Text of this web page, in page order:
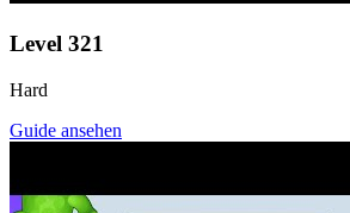
Level 321
Hard
Guide ansehen